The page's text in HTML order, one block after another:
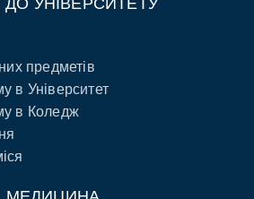
ДО УНІВЕРСИТЕТУ
предметів
в Університет
в Коледж